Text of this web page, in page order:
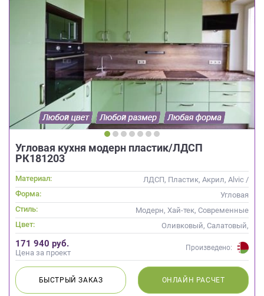
Угловая кухня модерн пластик/ЛДСП
РК181203
Материал:
ЛДСП, Пластик, Акрил, Alvic /
УФ лак
Форма:
Угловая
Стиль:
Модерн, Хай-тек, Современные
Цвет:
Оливковый, Салатовый,
Зеленый, Бирюзовый
171 940 руб.
Цена за проект
Произведено:
БЫСТРЫЙЗАКАЗ ОНЛАЙН РАСЧЕТ